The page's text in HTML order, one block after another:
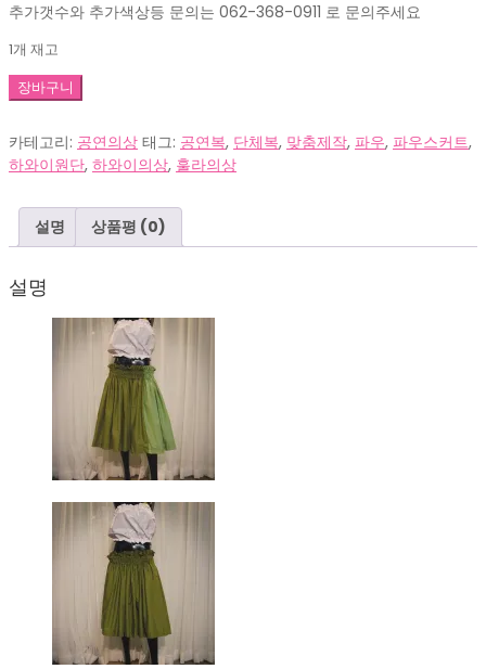
추가갯수와 추가색상등 문의는 062-368-0911 로 문의주세요
1개 재고
하
와
이
훌
라
파
스
장바구니
카테고리: 공연의상 태그: 공연복, 단체복, 맞춤제작, 파우, 파우스커트,
하와이원단, 하와이의상, 훌라의상
설명 상품평 (0)
설명